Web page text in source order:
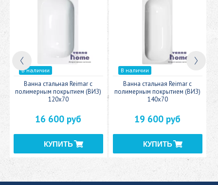
В наличии
Ванна стальная Reimar с
полимерным покрытием (ВИЗ)
120x70
16 600 руб
В наличии
Ванна стальная Reimar с
полимерным покрытием (ВИЗ)
140x70
19 600 руб